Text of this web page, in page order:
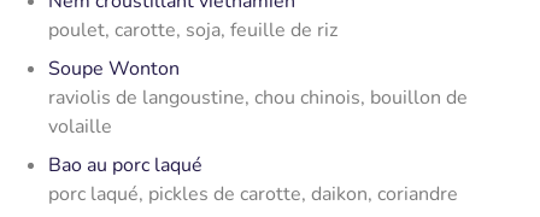
poulet, carotte, soja, feuille de riz
Soupe Wonton
raviolis de langoustine, chou chinois, bouillon de
volaille
Bao au porc laqué
porc laqué, pickles de carotte, daikon, coriandre